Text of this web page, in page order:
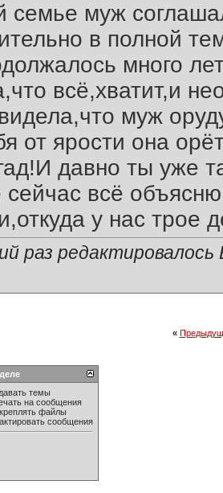
семье муж
в полной
много
всё,хватит,и
муж
от ярости она
давно ты уже
сейчас всё
у нас трое
раз
«
темы
на сообщения
файлы
сообщения